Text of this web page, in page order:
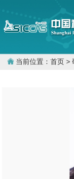
当前位置： 首页 >